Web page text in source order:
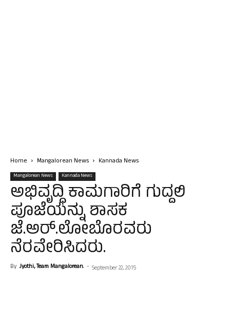
Home Mangalorean News Kannada News
Mangalorean News Kannada News
ಅಭಿವೃದ್ಧಿ ಕಾಮಗಾರಿಗೆ ಗುದ್ದಲಿ
ಪೂಜೆಯನ್ನು ಶಾಸಕ
ಜೆ.ಅರ್.ಲೋಬೊರವರು
ನೆರವೇರಿಸಿದರು.
By Jyothi, Team Mangalorean. - September 22, 2015